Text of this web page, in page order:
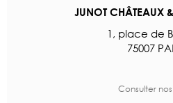
JUNOT CHÂTEAUX
1, place de
75007
Consulter